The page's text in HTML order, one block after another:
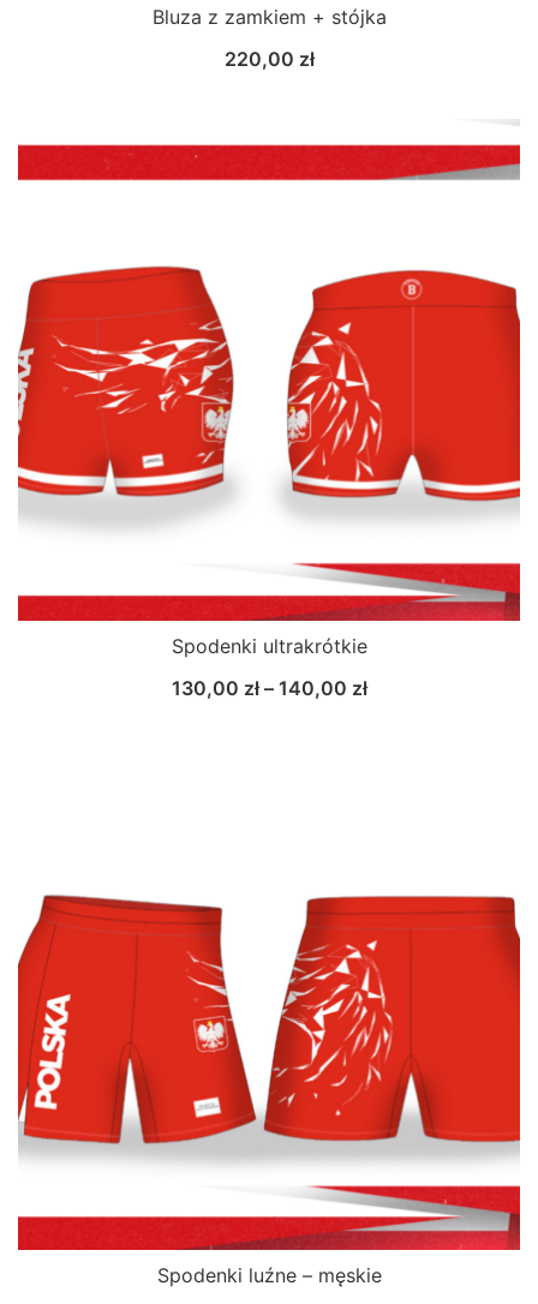
Bluza z zamkiem + stójka
220,00 zł
Spodenki ultrakrótkie
130,00 zł– 140,00 zł
Spodenki luźne – męskie